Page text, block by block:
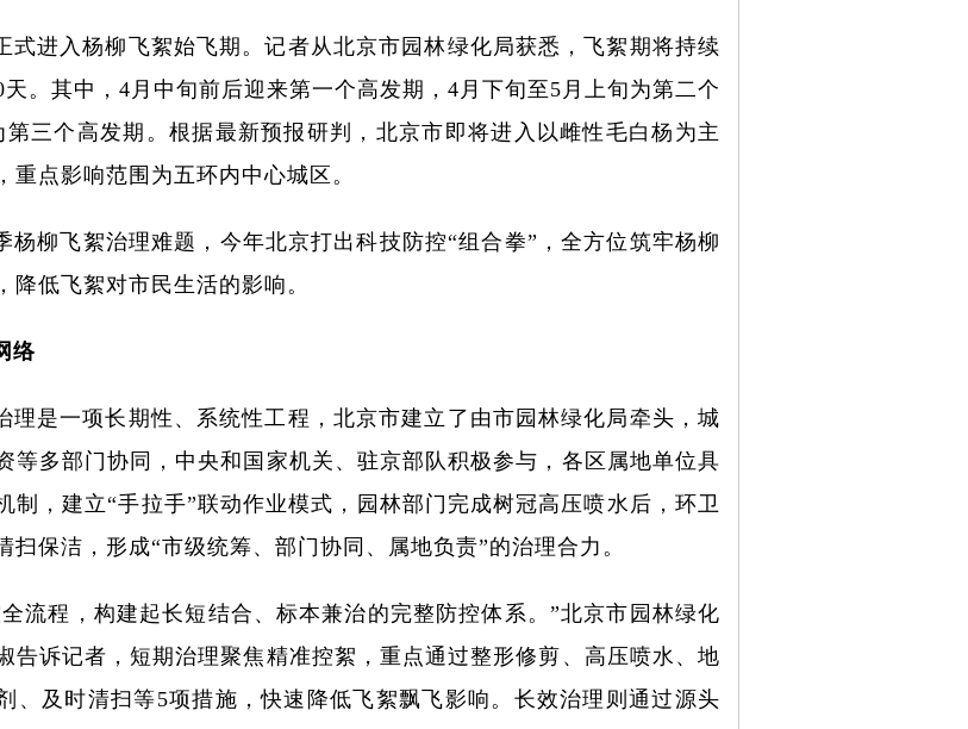
式进入杨柳飞絮始飞期。记者从北京市园林绿化局获悉，飞絮期将持续
。其中，4月中旬前后迎来第一个高发期，4月下旬至5月上旬为第二个
三个高发期。根据最新预报研判，北京市即将进入以雌性毛白杨为主
重点影响范围为五环内中心城区。
杨柳飞絮治理难题，今年北京打出科技防控“组合拳”，全方位筑牢杨柳
降低飞絮对市民生活的影响。
络
理是一项长期性、系统性工程，北京市建立了由市园林绿化局牵头，城
等多部门协同，中央和国家机关、驻京部队积极参与，各区属地单位具
制，建立“手拉手”联动作业模式，园林部门完成树冠高压喷水后，环卫
扫保洁，形成“市级统筹、部门协同、属地负责”的治理合力。
流程，构建起长短结合、标本兼治的完整防控体系。”北京市园林绿化
告诉记者，短期治理聚焦精准控絮，重点通过整形修剪、高压喷水、地
、及时清扫等5项措施，快速降低飞絮飘飞影响。长效治理则通过源头